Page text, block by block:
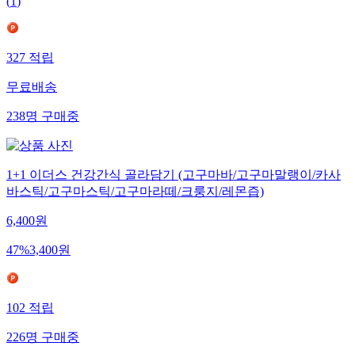
327 적립
무료배송
238명 구매중
1+1 이더스 건강간식 골라담기 (고구마바/고구마말랭이/카사
바스틱/고구마스틱/고구마라떼/크룽지/레몬즙)
6,400원
47%3,400원
102 적립
226명 구매중